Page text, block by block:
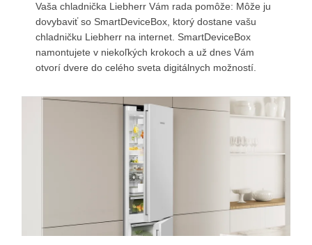
Vaša chladnička Liebherr Vám rada pomôže: Môže ju
dovybaviť so SmartDeviceBox, ktorý dostane vašu
chladničku Liebherr na internet. SmartDeviceBox
namontujete v niekoľkých krokoch a už dnes Vám
otvorí dvere do celého sveta digitálnych možností.